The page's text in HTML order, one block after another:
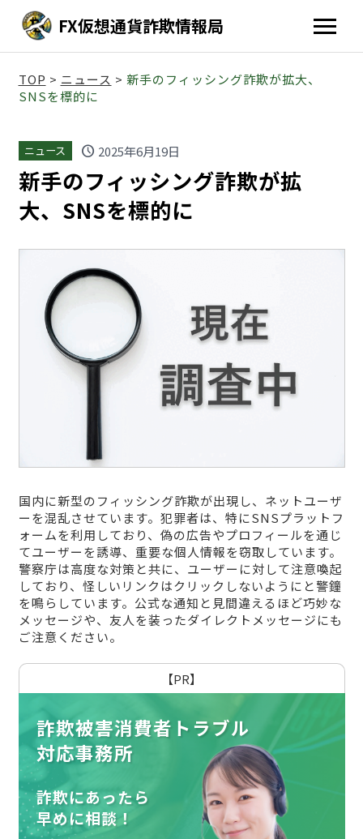
FX仮想通貨詐欺情報局
TOP > ニュース > 新手のフィッシング詐欺が拡大、
SNSを標的に
ニュース schedule 2025年6月19日
新手のフィッシング詐欺が拡
大、SNSを標的に
国内に新型のフィッシング詐欺が出現し、ネットユーザ
ーを混乱させています。犯罪者は、特にSNSプラットフ
ォームを利用しており、偽の広告やプロフィールを通じ
てユーザーを誘導、重要な個人情報を窃取しています。
警察庁は高度な対策と共に、ユーザーに対して注意喚起
しており、怪しいリンクはクリックしないようにと警鐘
を鳴らしています。公式な通知と見間違えるほど巧妙な
メッセージや、友人を装ったダイレクトメッセージにも
ご注意ください。
【PR】
詐欺被害消費者トラブル
対応事務所
詐欺にあったら
早めに相談！